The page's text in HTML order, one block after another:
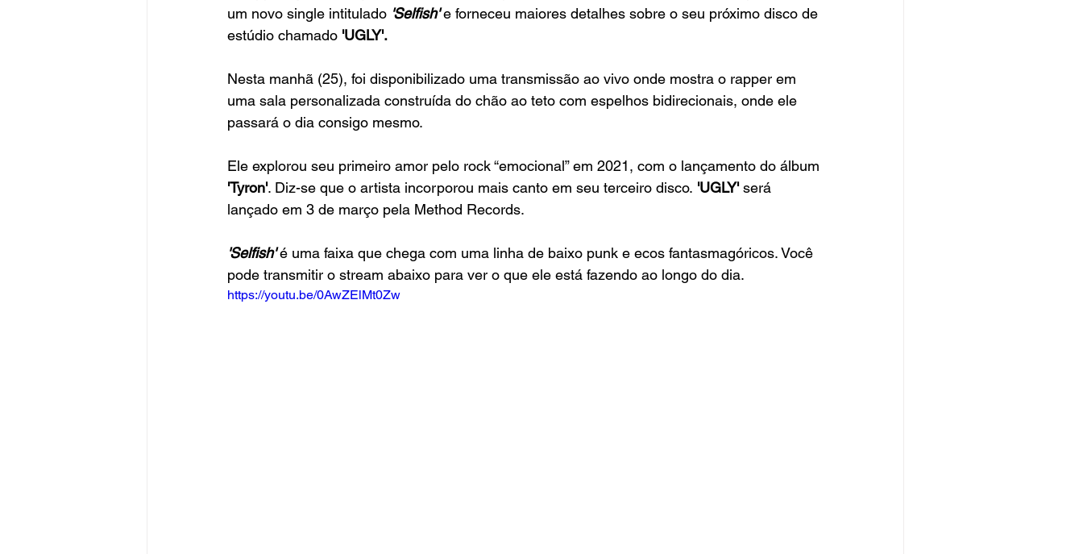
um novo single intitulado 'Selfish' e forneceu maiores detalhes sobre o seu próximo disco de
estúdio chamado 'UGLY'.
Nesta manhã (25), foi disponibilizado uma transmissão ao vivo onde mostra o rapper em
uma sala personalizada construída do chão ao teto com espelhos bidirecionais, onde ele
passará o dia consigo mesmo.
Ele explorou seu primeiro amor pelo rock “emocional” em 2021, com o lançamento do álbum
'Tyron'. Diz-se que o artista incorporou mais canto em seu terceiro disco. 'UGLY' será
lançado em 3 de março pela Method Records.
'Selfish' é uma faixa que chega com uma linha de baixo punk e ecos fantasmagóricos. Você
pode transmitir o stream abaixo para ver o que ele está fazendo ao longo do dia.
https://youtu.be/0AwZElMt0Zw